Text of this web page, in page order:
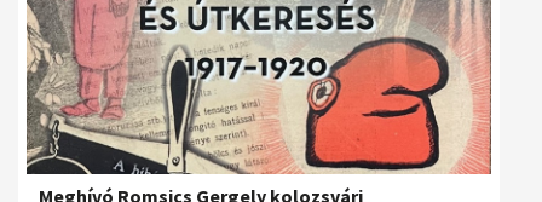
Meghívó Romsics Gergely kolozsvári